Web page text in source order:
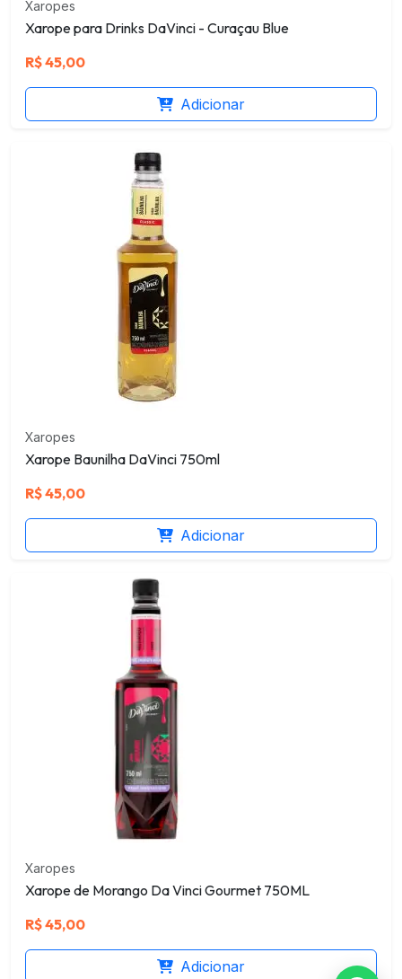
Xaropes
Xarope para Drinks DaVinci - Curaçau Blue
R$45,00
Adicionar
Xaropes
Xarope Baunilha DaVinci 750ml
R$45,00
Adicionar
Xaropes
Xarope de Morango Da Vinci Gourmet 750ML
R$45,00
Adicionar